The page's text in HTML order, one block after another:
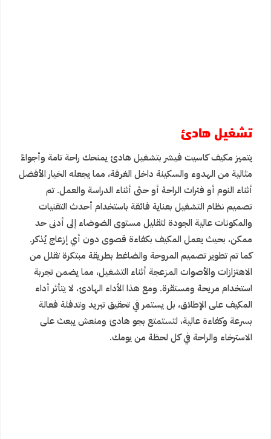
تشغيل هادئ
يتميز مكيف كاسيت فيشر بتشغيل هادئ يمنحك راحة تامة وأجواءً
مثالية من الهدوء والسكينة داخل الغرفة، مما يجعله الخيار الأفضل
أثناء النوم أو فترات الراحة أو حتى أثناء الدراسة والعمل. تم
تصميم نظام التشغيل بعناية فائقة باستخدام أحدث التقنيات
والمكونات عالية الجودة لتقليل مستوى الضوضاء إلى أدنى حد
ممكن، بحيث يعمل المكيف بكفاءة قصوى دون أي إزعاج يُذكر.
كما تم تطوير تصميم المروحة والضاغط بطريقة مبتكرة تقلل من
الاهتزازات والأصوات المزعجة أثناء التشغيل، مما يضمن تجربة
استخدام مريحة ومستقرة. ومع هذا الأداء الهادئ، لا يتأثر أداء
المكيف على الإطلاق، بل يستمر في تحقيق تبريد وتدفئة فعالة
بسرعة وكفاءة عالية، لتستمتع بجو هادئ ومنعش يبعث على
الاسترخاء والراحة في كل لحظة من يومك.